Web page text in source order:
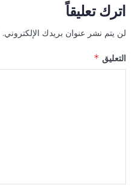
اترك تعليقاً
لن يتم نشر عنوان بريدك الإلكتروني.
التعليق *